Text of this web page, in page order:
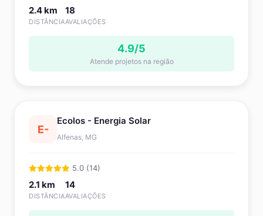
2.4 km
DISTÂNCIA
18
AVALIAÇÕES
4.9/5
Atende projetos na região
E-
Ecolos - Energia Solar
Alfenas, MG
5.0 (14)
2.1 km
DISTÂNCIA
14
AVALIAÇÕES